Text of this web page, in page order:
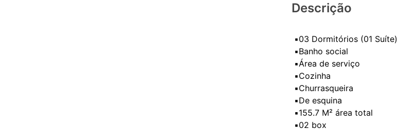
Descrição
▪️03 Dormitórios (01 Suíte)
▪️Banho social
▪️Área de serviço
▪️Cozinha
▪️Churrasqueira
▪️De esquina
▪️155.7 M² área total